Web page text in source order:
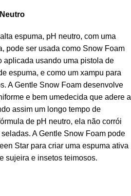
espuma, pH neutro, com uma
pode ser usada como Snow Foam
aplicada usando uma pistola de
espuma, e como um xampu para
A Gentle Snow Foam desenvolve
e bem umedecida que adere a
assim um longo tempo de
de pH neutro, ela não corrói
A Gentle Snow Foam pode
Star para criar uma espuma ativa
sujeira e insetos teimosos.